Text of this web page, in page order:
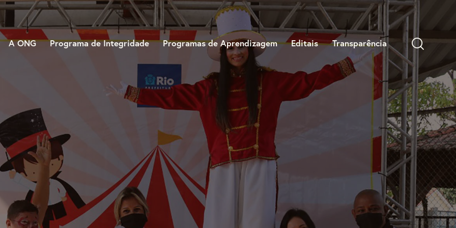
A ONG Programa de Integridade Programas de Aprendizagem Editais Transparência